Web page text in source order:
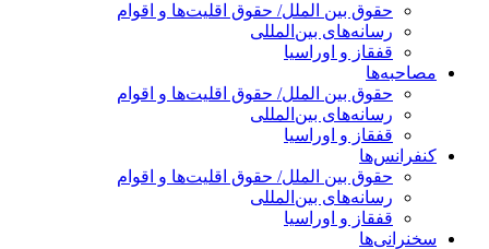
حقوق بین الملل/ حقوق اقلیت‌ها و اقوام
رسانه‌های بین‌المللی
قفقاز و اوراسیا
مصاحبه‌ها
حقوق بین الملل/ حقوق اقلیت‌ها و اقوام
رسانه‌های بین‌المللی
قفقاز و اوراسیا
کنفرانس‌ها
حقوق بین الملل/ حقوق اقلیت‌ها و اقوام
رسانه‌های بین‌المللی
قفقاز و اوراسیا
سخنرانی‌ها